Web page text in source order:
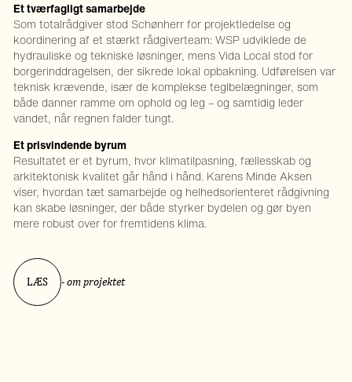
Et tværfagligt samarbejde
Som totalrådgiver stod Schønherr for projektledelse og
koordinering af et stærkt rådgiverteam: WSP udviklede de
hydrauliske og tekniske løsninger, mens Vida Local stod for
borgerinddragelsen, der sikrede lokal opbakning. Udførelsen var
teknisk krævende, især de komplekse teglbelægninger, som
både danner ramme om ophold og leg – og samtidig leder
vandet, når regnen falder tungt.
Et prisvindende byrum
Resultatet er et byrum, hvor klimatilpasning, fællesskab og
arkitektonisk kvalitet går hånd i hånd. Karens Minde Aksen
viser, hvordan tæt samarbejde og helhedsorienteret rådgivning
kan skabe løsninger, der både styrker bydelen og gør byen
mere robust over for fremtidens klima.
LÆS - om projektet